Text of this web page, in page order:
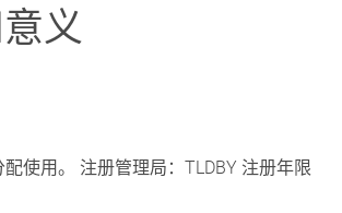
义
使用。 注册管理局：TLDBY 注册年限